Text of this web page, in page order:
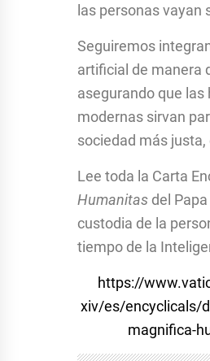
las personas vayan
Seguiremos
artificial de manera
asegurando que
modernas sirvan
sociedad más
Lee toda la Carta
Humanitas del
custodia de la
tiempo de la
https://
xiv/es/encyclicals/
magnifica-